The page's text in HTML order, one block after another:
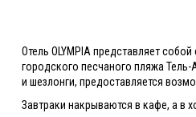
Отель OLYMPIA представляет
городского песчаного пляжа
и шезлонги, предоставляется
Завтраки накрываются в кафе, а в